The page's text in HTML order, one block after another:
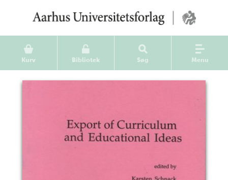
Kurv Bibliotek Søg Menu